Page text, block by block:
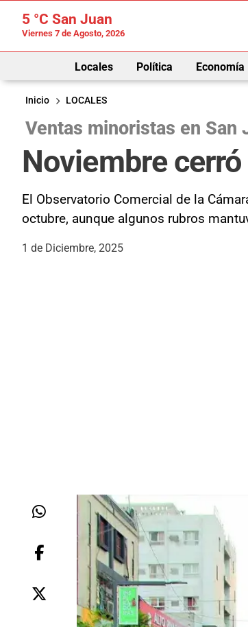
5 °C San Juan
Viernes 7 de Agosto, 2026
Locales Política Economía
Inicio
LOCALES
Ventas minoristas en San
Noviembre
El Observatorio Comercial de la
octubre, aunque algunos rubros
1 de Diciembre, 2025